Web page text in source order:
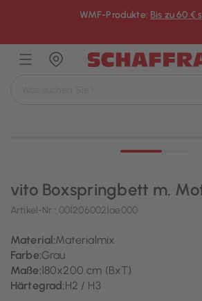
WMF-Produkte: Bis zu 60 €
vito Boxspringbett m.
Artikel-Nr.: 0012060021ae000
Material:Materialmix
Farbe:Grau
Maße:180x200 cm (BxT)
Härtegrad:H2 / H3